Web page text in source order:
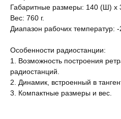
Габаритные размеры: 140 (Ш) x
Вес: 760 г.
Диапазон рабочих температур:
Особенности радиостанции:
1. Возможность построения
радиостанций.
2. Динамик, встроенный в
3. Компактные размеры и вес.